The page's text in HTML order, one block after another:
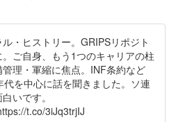
・ヒストリー。GRIPSリポジト
ご自身、もう1つのキャリアの柱
理・軍縮に焦点。INF条約など
を中心に話を聞きました。ソ連
いです。
t.co/3iJq3trjIJ